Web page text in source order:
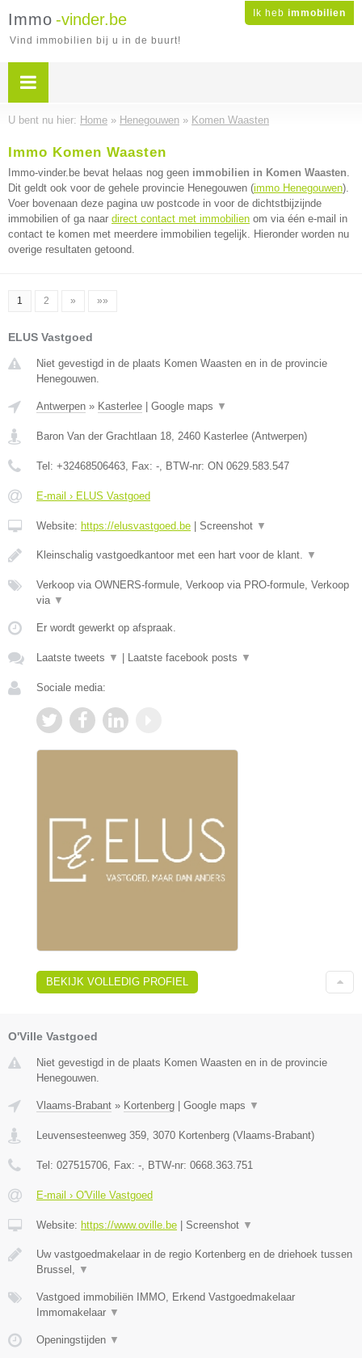
Ik heb immobilien
Immo -vinder.be
Vind immobilien bij u in de buurt!
U bent nu hier: Home » Henegouwen » Komen Waasten
Immo Komen Waasten
Immo-vinder.be bevat helaas nog geen immobilien in Komen Waasten.
Dit geldt ook voor de gehele provincie Henegouwen (immo Henegouwen).
Voer bovenaan deze pagina uw postcode in voor de dichtstbijzijnde
immobilien of ga naar direct contact met immobilien om via één e-mail in
contact te komen met meerdere immobilien tegelijk. Hieronder worden nu
overige resultaten getoond.
1 2 » »»
ELUS Vastgoed
Niet gevestigd in de plaats Komen Waasten en in de provincie
Henegouwen.
Antwerpen » Kasterlee Google maps ▼
Baron Van der Grachtlaan 18, 2460 Kasterlee (Antwerpen)
Tel: +32468506463, Fax: -, BTW-nr: ON 0629.583.547
E-mail › ELUS Vastgoed
Website: https://elusvastgoed.be Screenshot ▼
Kleinschalig vastgoedkantoor met een hart voor de klant. ▼
Verkoop via OWNERS-formule, Verkoop via PRO-formule, Verkoop
via ▼
Er wordt gewerkt op afspraak.
Laatste tweets ▼ Laatste facebook posts ▼
Sociale media:
BEKIJK VOLLEDIG PROFIEL
O'Ville Vastgoed
Niet gevestigd in de plaats Komen Waasten en in de provincie
Henegouwen.
Vlaams-Brabant » Kortenberg Google maps ▼
Leuvensesteenweg 359, 3070 Kortenberg (Vlaams-Brabant)
Tel: 027515706, Fax: -, BTW-nr: 0668.363.751
E-mail › O'Ville Vastgoed
Website: https://www.oville.be Screenshot ▼
Uw vastgoedmakelaar in de regio Kortenberg en de driehoek tussen
Brussel, ▼
Vastgoed immobiliën IMMO, Erkend Vastgoedmakelaar
Immomakelaar ▼
Openingstijden ▼